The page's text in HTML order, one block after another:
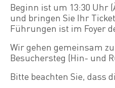
Beginn ist um 13:30 Uhr
und bringen Sie Ihr
Führungen ist im Foyer
Wir gehen gemeinsam
Besuchersteg (Hin- und
Bitte beachten Sie, dass